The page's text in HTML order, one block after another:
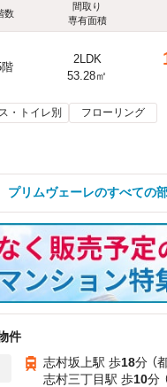
数
間取り
専有面積
2LDK
53.28㎡
・トイレ別 フローリング
プリムヴェーレのすべての
件
志村坂上駅 歩18分 （
志村三丁目駅 歩10分